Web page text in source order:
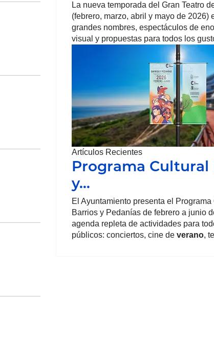
La nueva temporada del Gran Teatro
(febrero, marzo, abril y mayo de 2026)
grandes nombres, espectáculos de
visual y propuestas para todos los
Artículos Recientes
Programa Cultural
y…
El Ayuntamiento presenta el
Barrios y Pedanías de febrero a junio
agenda repleta de actividades para
públicos: conciertos, cine de verano,